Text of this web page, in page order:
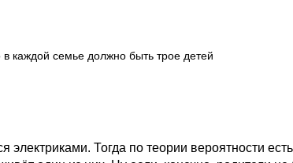
в каждой семье должно быть трое детей
электриками. Тогда по теории вероятности